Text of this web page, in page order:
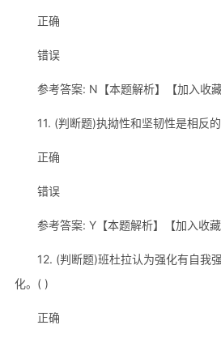
正确
错误
参考答案: N【本题解析】【加入收
11. (判断题)执拗性和坚韧性是相反
正确
错误
参考答案: Y【本题解析】【加入收藏
12. (判断题)班杜拉认为强化有自我
化。( )
正确